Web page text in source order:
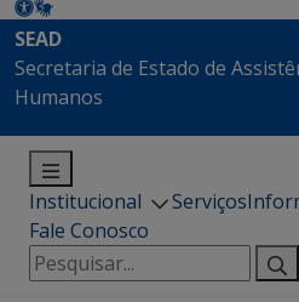
SEAD
Secretaria de Estado de
Humanos
Institucional Serviços
Fale Conosco
Pesquisar
por: